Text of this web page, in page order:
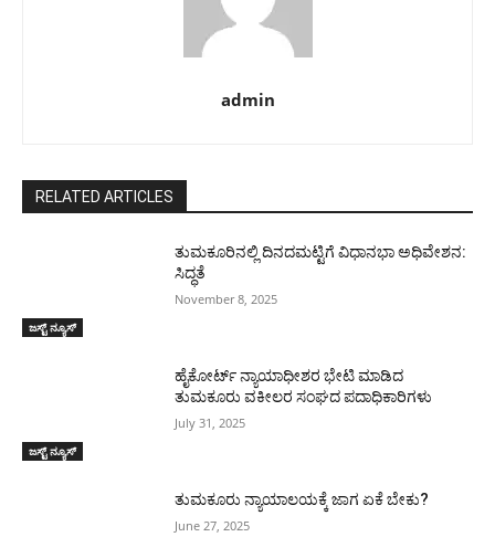
admin
RELATED ARTICLES
ಜಸ್ಟ್ ನ್ಯೂಸ್
ತುಮಕೂರಿನಲ್ಲಿ ದಿನದಮಟ್ಟಿಗೆ ವಿಧಾನಭಾ ಅಧಿವೇಶನ:
ಸಿದ್ಧತೆ
November 8, 2025
ಜಸ್ಟ್ ನ್ಯೂಸ್
ಹೈಕೋರ್ಟ್ ನ್ಯಾಯಾಧೀಶರ ಭೇಟಿ ಮಾಡಿದ
ತುಮಕೂರು ವಕೀಲರ ಸಂಘದ ಪದಾಧಿಕಾರಿಗಳು
July 31, 2025
ತುಮಕೂರು ನ್ಯಾಯಾಲಯಕ್ಕೆ ಜಾಗ ಏಕೆ ಬೇಕು?
June 27, 2025